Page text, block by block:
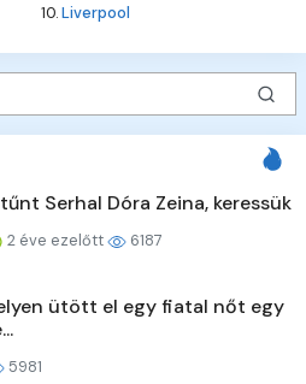
10.Liverpool
Serhal Dóra Zeina, keressük
2 éve ezelőtt 6187
ütött el egy fiatal nőt egy
5981